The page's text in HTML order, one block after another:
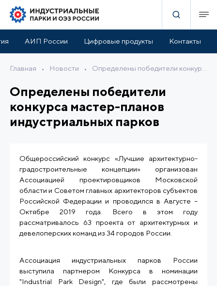
АИП России Цифровые продукты Контакты
Главная • Новости •
Определены победители
конкурса мастер-планов
индустриальных парков
Общероссийский конкурс «Лучшие архитектурно-
градостроительные концепции» организован
Ассоциацией проектировщиков Московской
области и Советом главных архитекторов субъектов
Российской Федерации и проводился в Августе –
Октябре 2019 года. Всего в этом году
рассматривалось 63 проекта от архитектурных и
девелоперских команд из 34 городов России.
Ассоциация индустриальных парков России
выступила партнером Конкурса в номинации
"Industrial Park Design", где были рассмотрены